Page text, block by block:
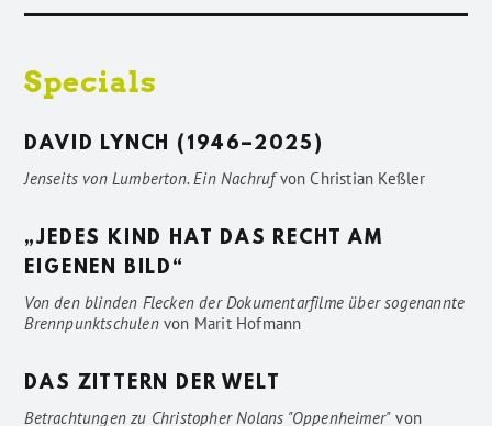
Specials
DAVID LYNCH (1946–2025)
Jenseits von Lumberton. Ein NachrufvonChristian Keßler
„JEDES KIND HAT DAS RECHT AM
EIGENEN BILD“
Von den blinden Flecken der Dokumentarfilme über sogenannte
Brennpunktschulenvon Marit Hofmann
DAS ZITTERN DER WELT
Betrachtungen zu Christopher Nolans "Oppenheimer" von